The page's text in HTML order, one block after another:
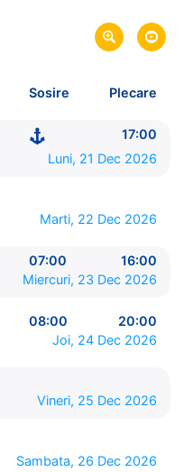
Brazilia
Sosire Plecare
17:00
Luni, 21 Dec 2026
Marti, 22 Dec 2026
07:00
16:00
Miercuri, 23 Dec 2026
08:00
20:00
Joi, 24 Dec 2026
Vineri, 25 Dec 2026
Sambata, 26 Dec 2026